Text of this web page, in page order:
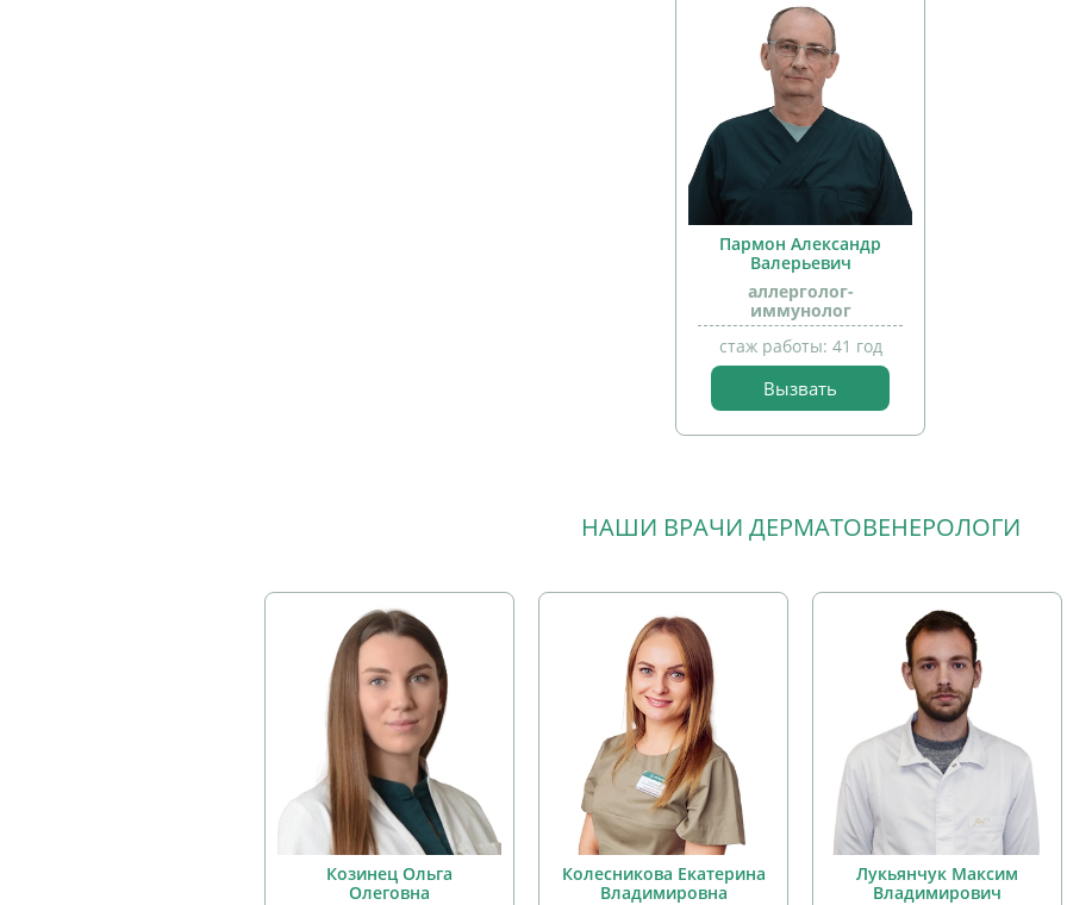
прием
детей
Пармон Александр
Валерьевич
аллерголог-
иммунолог
стаж работы: 41 год
Вызвать
НАШИ ВРАЧИ ДЕРМАТОВЕНЕРОЛОГИ
Козинец Ольга
Олеговна
Колесникова Екатерина
Владимировна
Лукьянчук Максим
Владимирович